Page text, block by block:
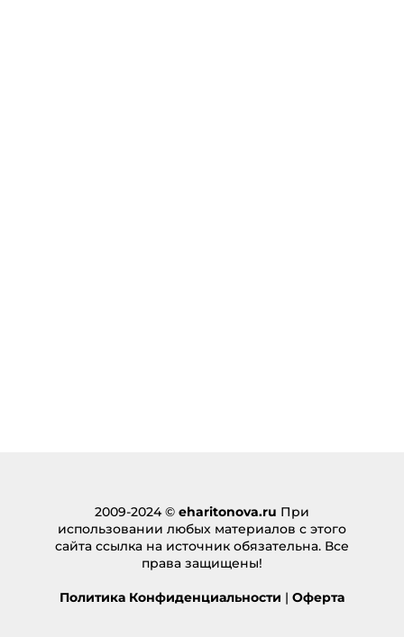
2009-2024 © eharitonova.ru При
использовании любых материалов с этого
сайта ссылка на источник обязательна. Все
права защищены!
Политика Конфиденциальности | Оферта